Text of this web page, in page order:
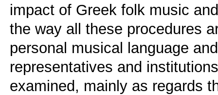
impact of Greek folk music
the way all these procedures
personal musical language
representatives and
examined, mainly as regards